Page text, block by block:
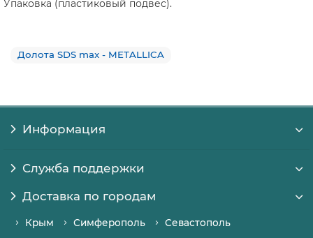
Упаковка (пластиковый подвес).
Долота SDS max - METALLICA
Информация
Служба поддержки
Доставка по городам
Крым Симферополь
Севастополь